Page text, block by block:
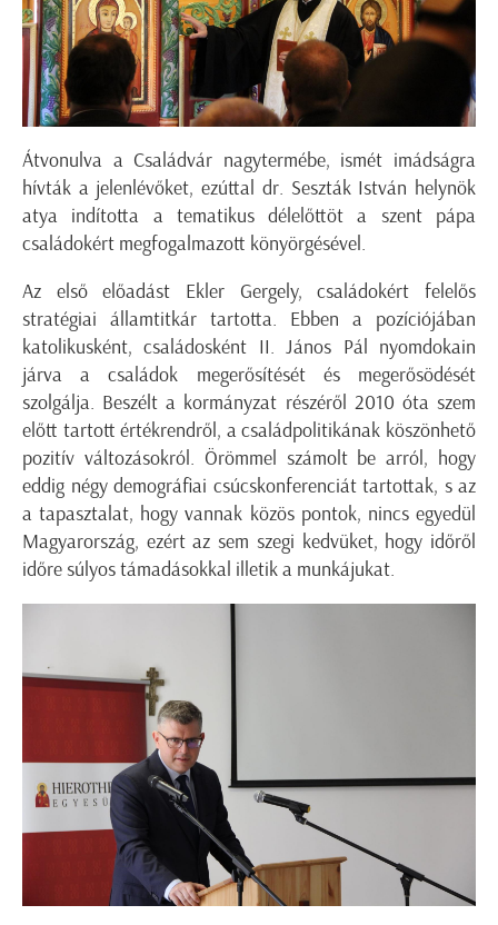
Átvonulva a Családvár nagytermébe, ismét imádságra
hívták a jelenlévőket, ezúttal dr. Seszták István helynök
atya indította a tematikus délelőttöt a szent pápa
családokért megfogalmazott könyörgésével.
Az első előadást Ekler Gergely, családokért felelős
stratégiai államtitkár tartotta. Ebben a pozíciójában
katolikusként, családosként II. János Pál nyomdokain
járva a családok megerősítését és megerősödését
szolgálja. Beszélt a kormányzat részéről 2010 óta szem
előtt tartott értékrendről, a családpolitikának köszönhető
pozitív változásokról. Örömmel számolt be arról, hogy
eddig négy demográfiai csúcskonferenciát tartottak, s az
a tapasztalat, hogy vannak közös pontok, nincs egyedül
Magyarország, ezért az sem szegi kedvüket, hogy időről
időre súlyos támadásokkal illetik a munkájukat.